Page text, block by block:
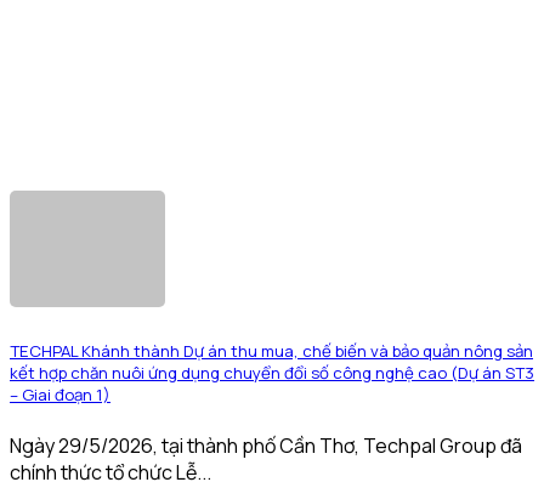
TECHPAL Khánh thành Dự án thu mua, chế biến và bảo quản nông sản
kết hợp chăn nuôi ứng dụng chuyển đổi số công nghệ cao (Dự án ST3
– Giai đoạn 1)
Ngày 29/5/2026, tại thành phố Cần Thơ, Techpal Group đã
chính thức tổ chức Lễ...